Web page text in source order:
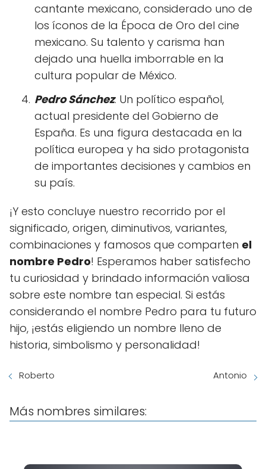
cantante mexicano, considerado uno de
los íconos de la Época de Oro del cine
mexicano. Su talento y carisma han
dejado una huella imborrable en la
cultura popular de México.
Pedro Sánchez: Un político español,
actual presidente del Gobierno de
España. Es una figura destacada en la
política europea y ha sido protagonista
de importantes decisiones y cambios en
su país.
¡Y esto concluye nuestro recorrido por el
significado, origen, diminutivos, variantes,
combinaciones y famosos que comparten el
nombre Pedro! Esperamos haber satisfecho
tu curiosidad y brindado información valiosa
sobre este nombre tan especial. Si estás
considerando el nombre Pedro para tu futuro
hijo, ¡estás eligiendo un nombre lleno de
historia, simbolismo y personalidad!
Roberto Antonio
Más nombres similares: